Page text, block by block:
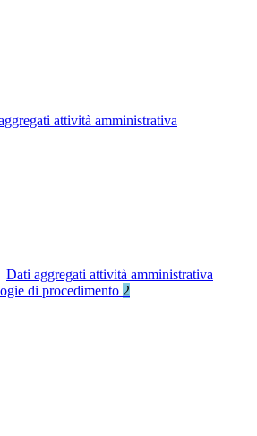
attività amministrativa
Dati aggregati attività amministrativa
di procedimento 2